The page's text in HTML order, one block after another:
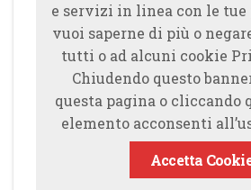
e servizi in linea con le tue
vuoi saperne di più o
tutti o ad alcuni cookie
Chiudendo questo
questa pagina o cliccando
elemento acconsenti
Accetta